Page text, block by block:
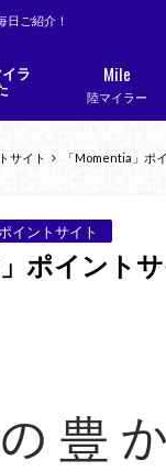
ラ
日ご紹介！
陸マイラー
Mile
サイト 「Momentia」ポ
ポイントサイト
ポイント